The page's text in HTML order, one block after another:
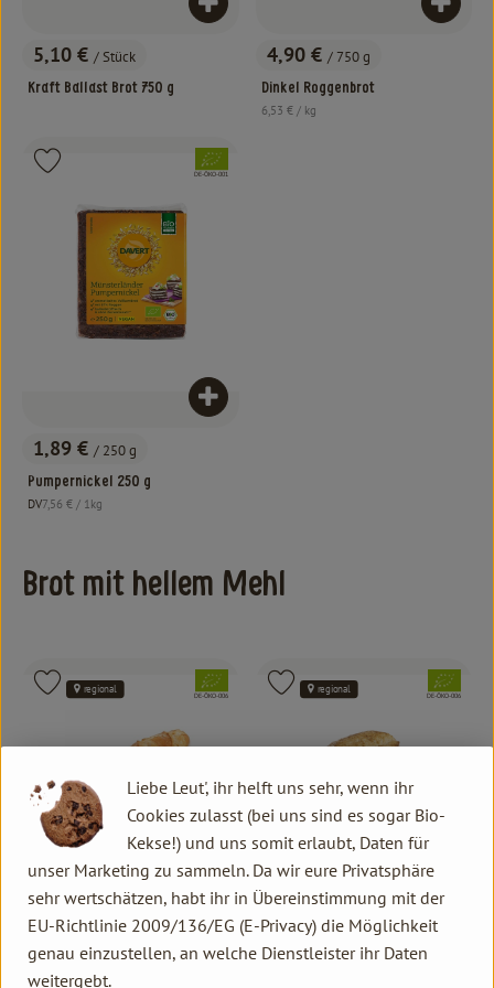
, Preis:
5,10 € / Stück
Kraft Ballast Brot 750 g
Produkt zum Warenkorb hinzufügen
, Preis:
4,90 € / 750 g
Dinkel Roggenbrot
, Referenzpreis:
6,53 € / kg
, Preis:
1,89 € / 250 g
Pumpernickel 250 g
, Herkunft:
DV, Referenzpreis:
7,56 € / 1kg
Produkt zum Warenkorb hinzufügen
, Verband:
, Kontrollstelle:
DE-ÖKO-001
Produkt zu Favouriten hinzufügen
Brot mit hellem Mehl
, Preis:
3,35 €/ Stück
Franz. Baguette Hercules 300 g
Produkt zum Warenkorb hinzufügen
, Verband:
, Kontrollstelle:
DE-ÖKO-006
regional
Produkt zu Favouriten hinzufügen
, Preis:
4,85 €/ Stück
Philipo Hercules 500 g
, Verband:
, Kontrollstelle:
DE-ÖKO-006
regional
Produkt zu Favouriten hinzufügen
Liebe Leut', ihr helft uns sehr, wenn ihr
Cookies zulasst (bei uns sind es sogar Bio-
Kekse!) und uns somit erlaubt, Daten für
unser Marketing zu sammeln. Da wir eure Privatsphäre
sehr wertschätzen, habt ihr in Übereinstimmung mit der
EU-Richtlinie 2009/136/EG (E-Privacy) die Möglichkeit
genau einzustellen, an welche Dienstleister ihr Daten
weitergebt.